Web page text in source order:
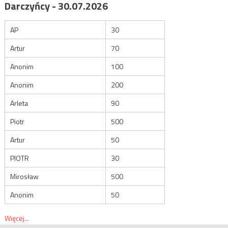
Darczyńcy - 30.07.2026
AP
30
Artur
70
Anonim
100
Anonim
200
Arleta
90
Piotr
500
Artur
50
PIOTR
30
Mirosław
500
Anonim
50
Więcej...